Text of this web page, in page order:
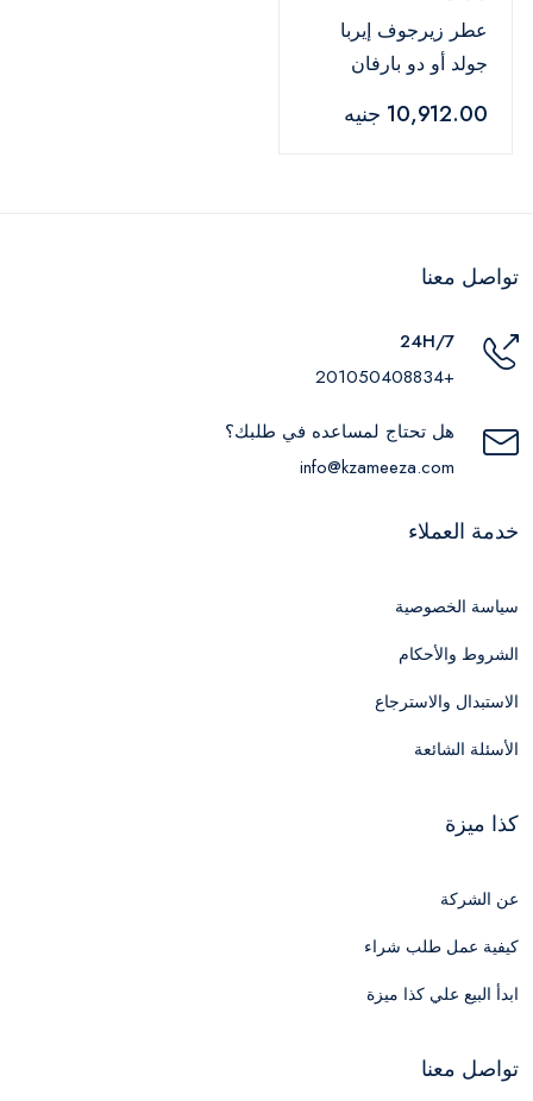
عطر زيرجوف إيربا
جولد أو دو بارفان
10,912.00 جنيه
تواصل معنا
24H/7
+201050408834
هل تحتاج لمساعده في طلبك؟
info@kzameeza.com
خدمة العملاء
سياسة الخصوصية
الشروط والأحكام
الاستبدال والاسترجاع
الأسئلة الشائعة
كذا ميزة
عن الشركة
كيفية عمل طلب شراء
ابدأ البيع علي كذا ميزة
تواصل معنا